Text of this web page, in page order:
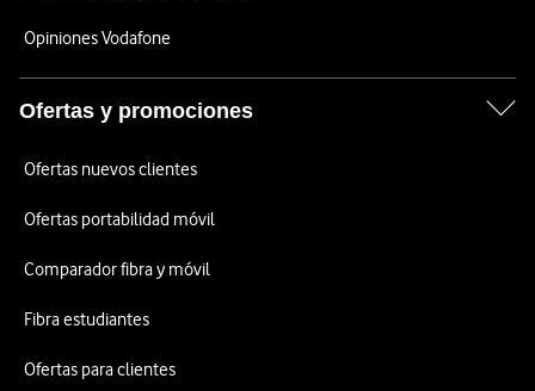
Opiniones Vodafone
Ofertas y promociones
Ofertas nuevos clientes
Ofertas portabilidad móvil
Comparador fibra y móvil
Fibra estudiantes
Ofertas para clientes